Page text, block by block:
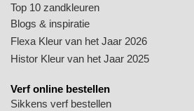
Top 10 zandkleuren
Blogs & inspiratie
Flexa Kleur van het Jaar 2026
Histor Kleur van het Jaar 2025
Verf online bestellen
Sikkens verf bestellen